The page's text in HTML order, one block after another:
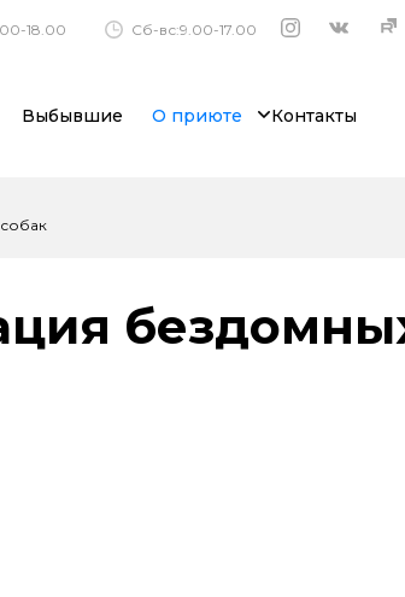
18.00 Сб-вс:9.00-17.00
Выбывшие О приюте Контакты